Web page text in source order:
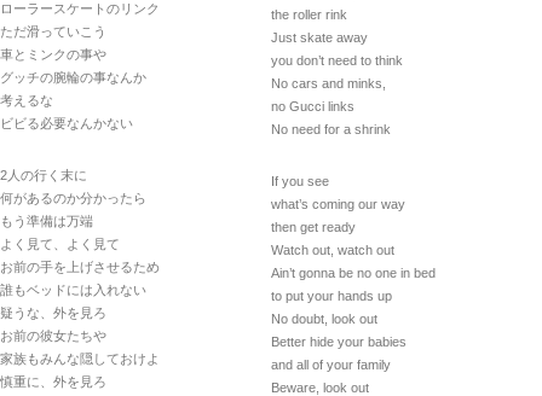
ローラースケートのリンク
ただ滑っていこう
車とミンクの事や
グッチの腕輪の事なんか
考えるな
ビビる必要なんかない
2人の行く末に
何があるのか分かったら
もう準備は万端
よく見て、よく見て
お前の手を上げさせるため
誰もベッドには入れない
疑うな、外を見ろ
お前の彼女たちや
家族もみんな隠しておけよ
慎重に、外を見ろ
the roller rink
Just skate away
you don’t need to think
No cars and minks,
no Gucci links
No need for a shrink
If you see
what’s coming our way
then get ready
Watch out, watch out
Ain’t gonna be no one in bed
to put your hands up
No doubt, look out
Better hide your babies
and all of your family
Beware, look out